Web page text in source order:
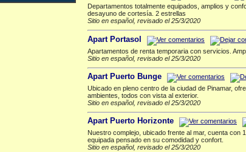
Departamentos totalmente equipados, amplios y
desayuno de cortesía. 2 estrellas
Sitio en español, revisado el 25/3/2020
Apart Portasol
Apartamentos de renta temporaria con servicios.
Sitio en español, revisado el 25/3/2020
Apart Puerto Bunge
Ubicado en pleno centro de la ciudad de Pinamar,
ambientes, todos con vista al exterior.
Sitio en español, revisado el 25/3/2020
Apart Puerto Horizonte
Nuestro complejo, ubicado frente al mar, cuenta con
equipada pensado en su comodidad y confort.
Sitio en español, revisado el 25/3/2020